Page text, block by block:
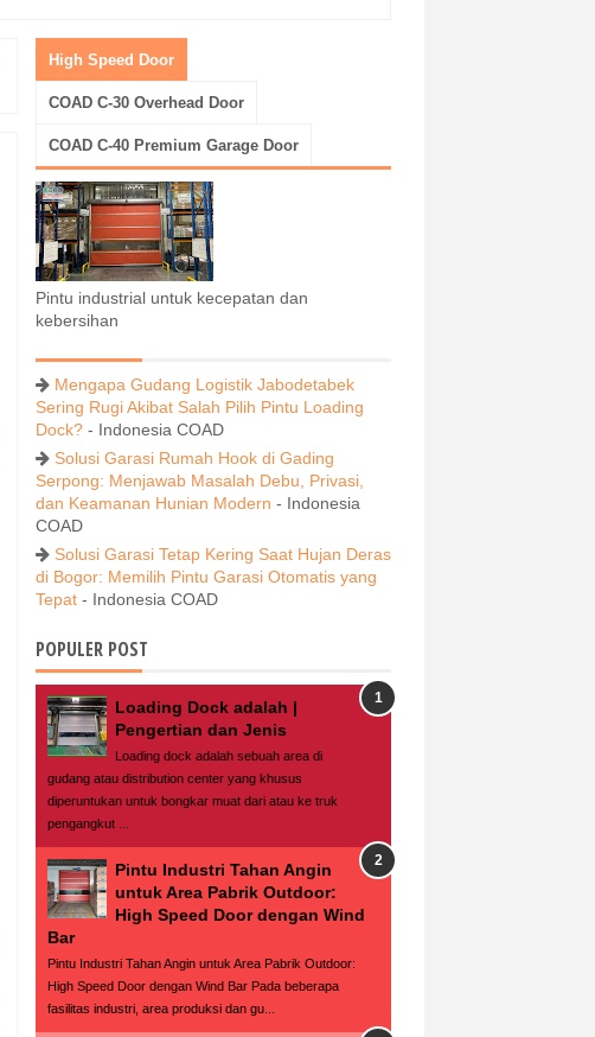
High Speed Door
COAD C-30 Overhead Door
COAD C-40 Premium Garage Door
Pintu industrial untuk kecepatan dan
kebersihan
Mengapa Gudang Logistik Jabodetabek
Sering Rugi Akibat Salah Pilih Pintu Loading
Dock? - Indonesia COAD
Solusi Garasi Rumah Hook di Gading
Serpong: Menjawab Masalah Debu, Privasi,
dan Keamanan Hunian Modern - Indonesia
COAD
Solusi Garasi Tetap Kering Saat Hujan Deras
di Bogor: Memilih Pintu Garasi Otomatis yang
Tepat - Indonesia COAD
POPULER POST
Loading Dock adalah |
Pengertian dan Jenis
Loading dock adalah sebuah area di
gudang atau distribution center yang khusus
diperuntukan untuk bongkar muat dari atau ke truk
pengangkut ...
Pintu Industri Tahan Angin
untuk Area Pabrik Outdoor:
High Speed Door dengan Wind
Bar
Pintu Industri Tahan Angin untuk Area Pabrik Outdoor:
High Speed Door dengan Wind Bar Pada beberapa
fasilitas industri, area produksi dan gu...